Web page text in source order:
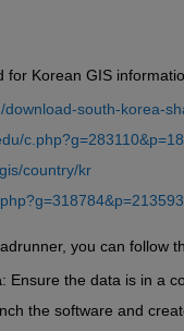
Korean GIS
download-south-korea-
country/kr
you can follow
: Ensure the data is in a
the software and